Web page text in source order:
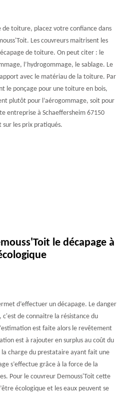
de toiture, placez votre confiance dans
Les couvreurs maitrisent les
de toiture. On peut citer : le
l’hydrogommage, le sablage. Le
avec le matériau de la toiture. Par
le ponçage pour une toiture en bois,
plutôt pour l’aérogommage, soit pour
entreprise à Schaeffersheim 67150
sur les prix pratiqués.
le décapage à
d’effectuer un décapage. Le danger
de connaitre la résistance du
est faite alors le revêtement
est à rajouter en surplus au coût du
charge du prestataire ayant fait une
s’effectue grâce à la force de la
Pour le couvreur Demouss'Toit cette
écologique et les eaux peuvent se